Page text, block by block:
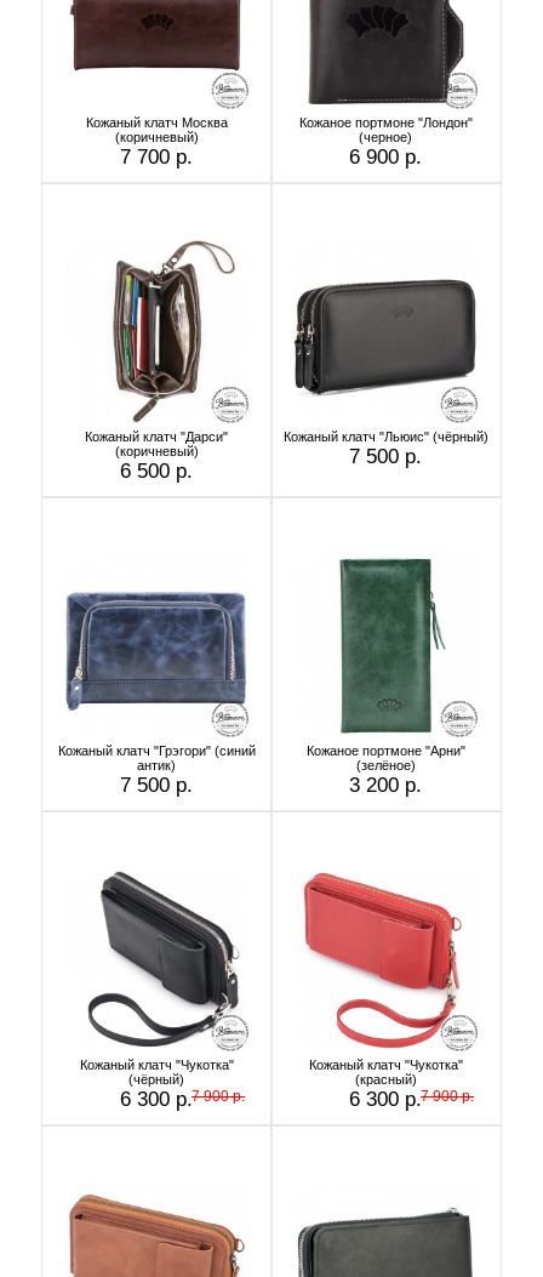
Кожаный клатч Москва
(коричневый)
7 700 р.
Кожаное портмоне "Лондон"
(черное)
6 900 р.
Кожаный клатч "Дарси"
(коричневый)
6 500 р.
Кожаный клатч "Льюис" (чёрный)
7 500 р.
Кожаный клатч "Грэгори" (синий
антик)
7 500 р.
Кожаное портмоне "Арни"
(зелёное)
3 200 р.
Кожаный клатч "Чукотка"
(чёрный)
6 300 р.7 900 р.
Кожаный клатч "Чукотка"
(красный)
6 300 р.7 900 р.